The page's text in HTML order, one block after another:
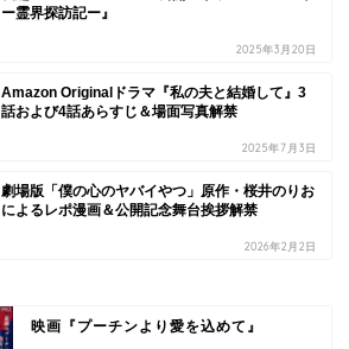
ー霊界探訪記ー』
2025年3月20日
Amazon Originalドラマ『私の夫と結婚して』3
話および4話あらすじ＆場面写真解禁
2025年7月3日
劇場版「僕の心のヤバイやつ」原作・桜井のりお
によるレポ漫画＆公開記念舞台挨拶解禁
2026年2月2日
映画『プーチンより愛を込めて』